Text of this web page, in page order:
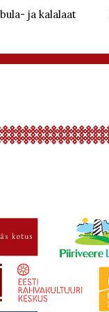
ja kalalaat